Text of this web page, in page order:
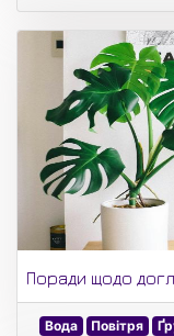
Поради щодо
Вода Повітря